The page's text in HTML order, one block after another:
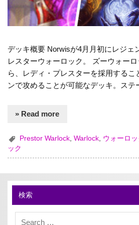
デッキ概要 Norwisが4月月初にレジェ
レスターウォーロック。 ズーウォー
ら、レディ・プレスターを採用するこ
ンで攻めることが可能なデッキ。ス
» Read more
Prestor Warlock ,Warlock ウォーロッ
ック
検索